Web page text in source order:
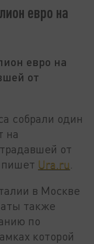
евро на
евро на
от
собрали один
на
от
Ura.ru
в Москве
также
по
которой